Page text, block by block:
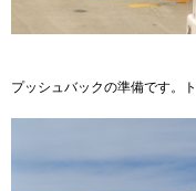
プッシュバックの準備です。